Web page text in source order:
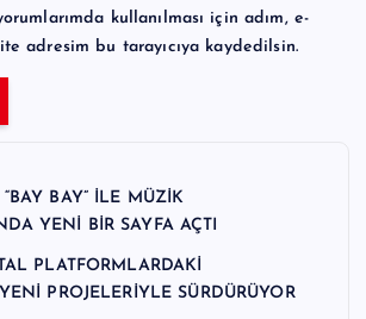
kullanılması için adım, e-
adresim bu tarayıcıya kaydedilsin.
BAY” İLE MÜZİK
YENİ BİR SAYFA AÇTI
PLATFORMLARDAKİ
PROJELERİYLE SÜRDÜRÜYOR